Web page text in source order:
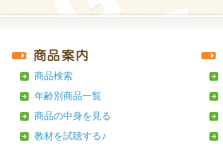
商品検索
年齢別商品一覧
商品の中身を見る
教材を試聴する♪